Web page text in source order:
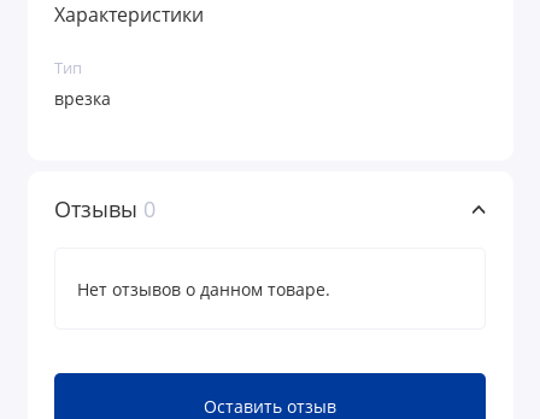
Характеристики
Тип
врезка
Отзывы 0
Нет отзывов о данном товаре.
Оставить отзыв